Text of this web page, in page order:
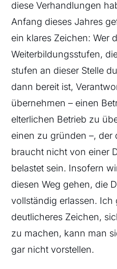
diese Verhandlungen
Anfang dieses Jahres
ein klares Zeichen: Wer
Weiterbildungsstufen,
stufen an dieser Stelle
dann bereit ist,
übernehmen – einen
elterlichen Betrieb zu
einen zu gründen –, der
braucht nicht von einer
belastet sein. Insofern
diesen Weg gehen, die
vollständig erlassen. Ich
deutlicheres Zeichen,
zu machen, kann man
gar nicht vorstellen.